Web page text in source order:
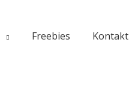
Freebies Kontakt